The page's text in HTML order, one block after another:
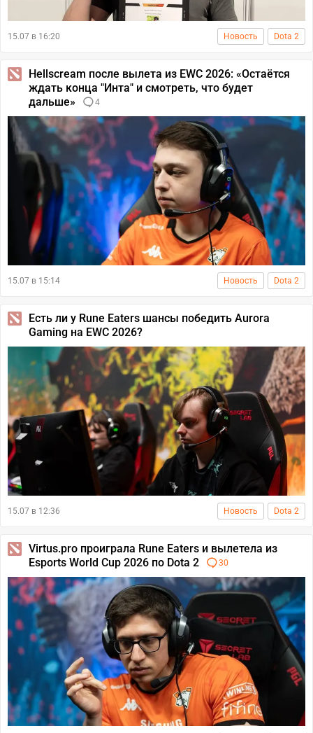
15.07 в 16:20 Новость Dota 2
Hellscream после вылета из EWC 2026: «Остаётся
ждать конца "Инта" и смотреть, что будет
дальше»
4
15.07 в 15:14 Новость Dota 2
Есть ли у Rune Eaters шансы победить Aurora
Gaming на EWC 2026?
15.07 в 12:36 Новость Dota 2
Virtus.pro проиграла Rune Eaters и вылетела из
Esports World Cup 2026 по Dota 2
30